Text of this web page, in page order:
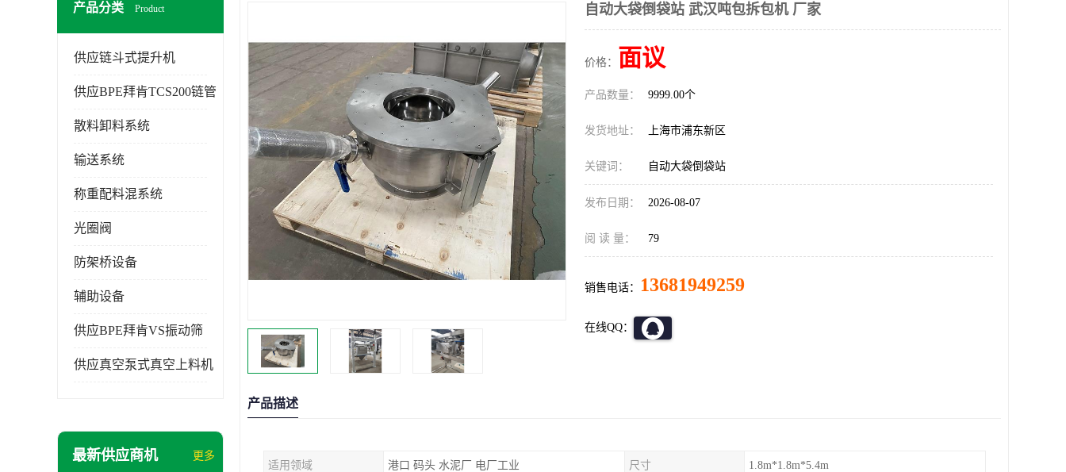
产品分类 Product
供应链斗式提升机
供应BPE拜肯TCS200链管
散料卸料系统
输送系统
称重配料混系统
光圈阀
防架桥设备
辅助设备
供应BPE拜肯VS振动筛
供应真空泵式真空上料机
最新供应商机 更多
自动大袋倒袋站 武汉吨包拆包机 厂家
价格： 面议
产品数量： 9999.00个
发货地址： 上海市浦东新区
关键词： 自动大袋倒袋站
发布日期： 2026-08-07
阅 读 量： 79
销售电话： 13681949259
在线QQ：
产品描述
适用领域 港口 码头 水泥厂 电厂工业 尺寸 1.8m*1.8m*5.4m